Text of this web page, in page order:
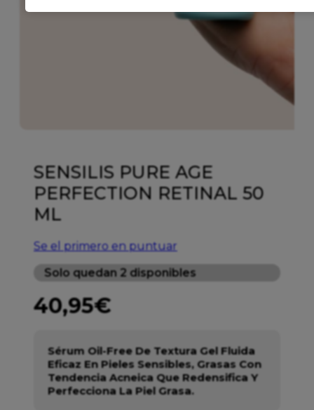
SENSILIS PURE AGE
PERFECTION RETINAL 50
ML
Se el primero en puntuar
Solo quedan 2 disponibles
40,95€
Sérum Oil-Free De Textura Gel Fluida
Eficaz En Pieles Sensibles, Grasas Con
Tendencia Acneica Que Redensifica Y
Perfecciona La Piel Grasa.